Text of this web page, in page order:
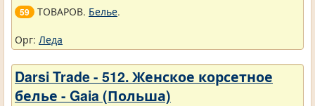
59 ТОВАРОВ. Белье.
Орг: Леда
Darsi Trade - 512. Женское корсетное
белье - Gaia (Польша)